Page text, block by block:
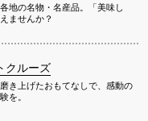
地の名物・名産品。「美味し
ませんか？
クルーズ
き上げたおもてなしで、感動の
を。